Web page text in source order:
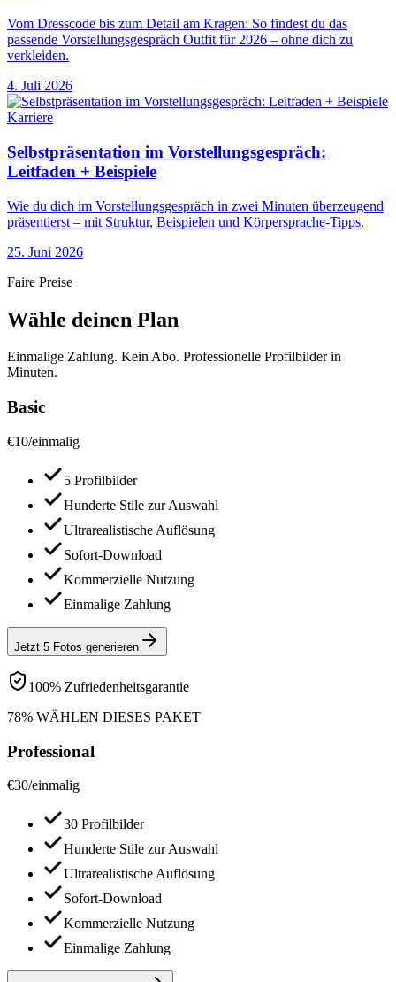
Vom Dresscode bis zum Detail am Kragen: So findest du das
passende Vorstellungsgespräch Outfit für 2026 – ohne dich zu
verkleiden.
4. Juli 2026
Karriere
Selbstpräsentation im Vorstellungsgespräch:
Leitfaden + Beispiele
Wie du dich im Vorstellungsgespräch in zwei Minuten überzeugend
präsentierst – mit Struktur, Beispielen und Körpersprache-Tipps.
25. Juni 2026
Faire Preise
Wähle deinen Plan
Einmalige Zahlung. Kein Abo. Professionelle Profilbilder in
Minuten.
Basic
€10/einmalig
5 Profilbilder
Hunderte Stile zur Auswahl
Ultrarealistische Auflösung
Sofort-Download
Kommerzielle Nutzung
Einmalige Zahlung
Jetzt 5 Fotos generieren
100% Zufriedenheitsgarantie
78% WÄHLEN DIESES PAKET
Professional
€30/einmalig
30 Profilbilder
Hunderte Stile zur Auswahl
Ultrarealistische Auflösung
Sofort-Download
Kommerzielle Nutzung
Einmalige Zahlung